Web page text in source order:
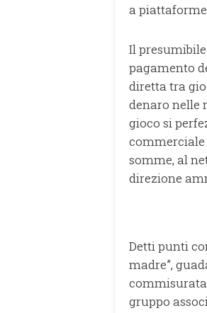
a
Il
pagamento
diretta tra
denaro nelle
gioco si
commerciale
somme, al
direzione
Detti punti
madre”,
gruppo